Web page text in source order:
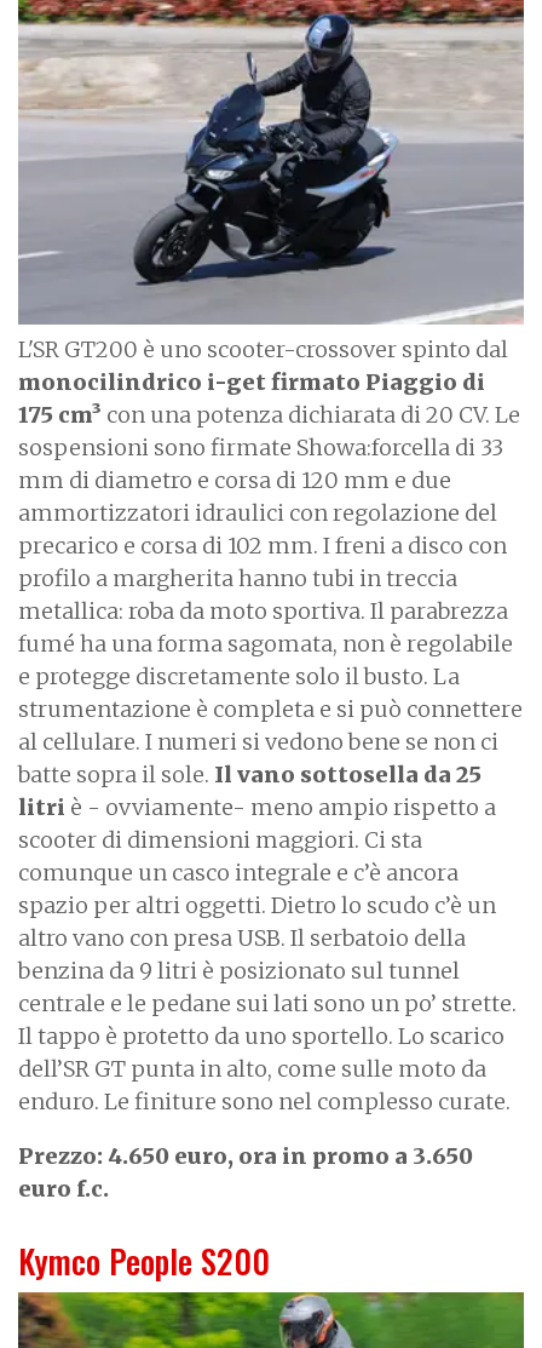
m
a
g
L'SR GT200 è uno scooter-crossover spinto dal
monocilindrico i-get firmato Piaggio di
175 cm³ con una potenza dichiarata di 20 CV. Le
sospensioni sono firmate Showa:forcella di 33
mm di diametro e corsa di 120 mm e due
ammortizzatori idraulici con regolazione del
precarico e corsa di 102 mm. I freni a disco con
profilo a margherita hanno tubi in treccia
metallica: roba da moto sportiva. Il parabrezza
fumé ha una forma sagomata, non è regolabile
e protegge discretamente solo il busto. La
strumentazione è completa e si può connettere
al cellulare. I numeri si vedono bene se non ci
batte sopra il sole. Il vano sottosella da 25
litri è - ovviamente- meno ampio rispetto a
scooter di dimensioni maggiori. Ci sta
comunque un casco integrale e c’è ancora
spazio per altri oggetti. Dietro lo scudo c’è un
altro vano con presa USB. Il serbatoio della
benzina da 9 litri è posizionato sul tunnel
centrale e le pedane sui lati sono un po’ strette.
Il tappo è protetto da uno sportello. Lo scarico
dell’SR GT punta in alto, come sulle moto da
enduro. Le finiture sono nel complesso curate.
Prezzo: 4.650 euro, ora in promo a 3.650
euro f.c.
Kymco People S200
I
m